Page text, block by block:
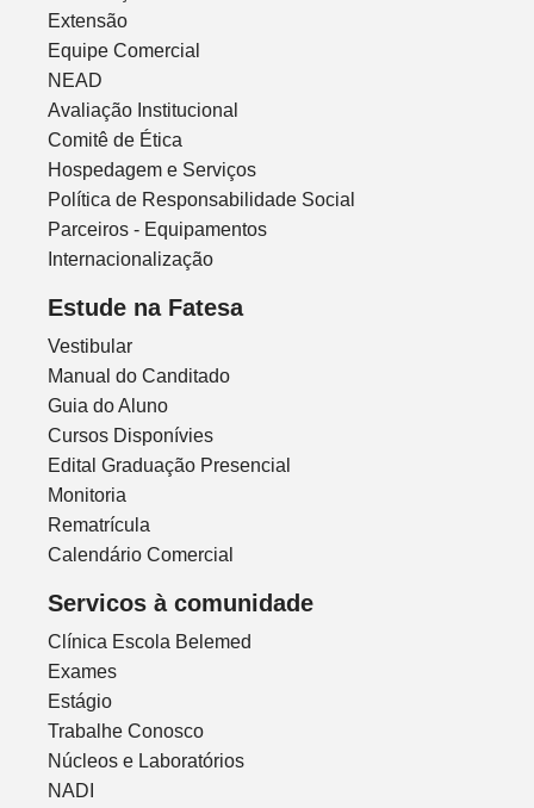
Extensão
Equipe Comercial
NEAD
Avaliação Institucional
Comitê de Ética
Hospedagem e Serviços
Política de Responsabilidade Social
Parceiros - Equipamentos
Internacionalização
Estude na Fatesa
Vestibular
Manual do Canditado
Guia do Aluno
Cursos Disponívies
Edital Graduação Presencial
Monitoria
Rematrícula
Calendário Comercial
Servicos à comunidade
Clínica Escola Belemed
Exames
Estágio
Trabalhe Conosco
Núcleos e Laboratórios
NADI